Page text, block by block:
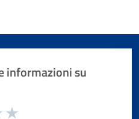
informazioni su